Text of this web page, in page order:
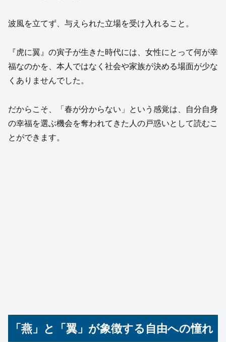
波風を立てず、与えられた立場を受け入れること。
『虎に翼』の寅子が生きた時代には、女性にとって何が幸
福なのかを、本人ではなく社会や家族が決める場面が少な
くありませんでした。
だからこそ、「春が分からない」という感覚は、自分自身
の幸福を選ぶ機会を奪われてきた人の戸惑いとして読むこ
とができます。
「燕」と「翼」が象徴する自由への憧れ